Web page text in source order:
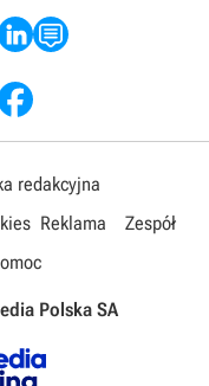
redakcyjna
Reklama
Zespół
Polska SA